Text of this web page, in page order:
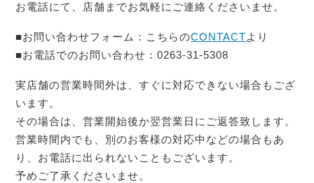
お電話にて、店舗までお気軽にご連絡くださいませ。
■お問い合わせフォーム：こちらのCONTACTより
■お電話でのお問い合わせ：0263-31-5308
実店舗の営業時間外は、すぐに対応できない場合もござ
います。
その場合は、営業開始後か翌営業日にご返答致します。
営業時間内でも、別のお客様の対応中などの場合もあ
り、お電話に出られないこともございます。
予めご了承くださいませ。